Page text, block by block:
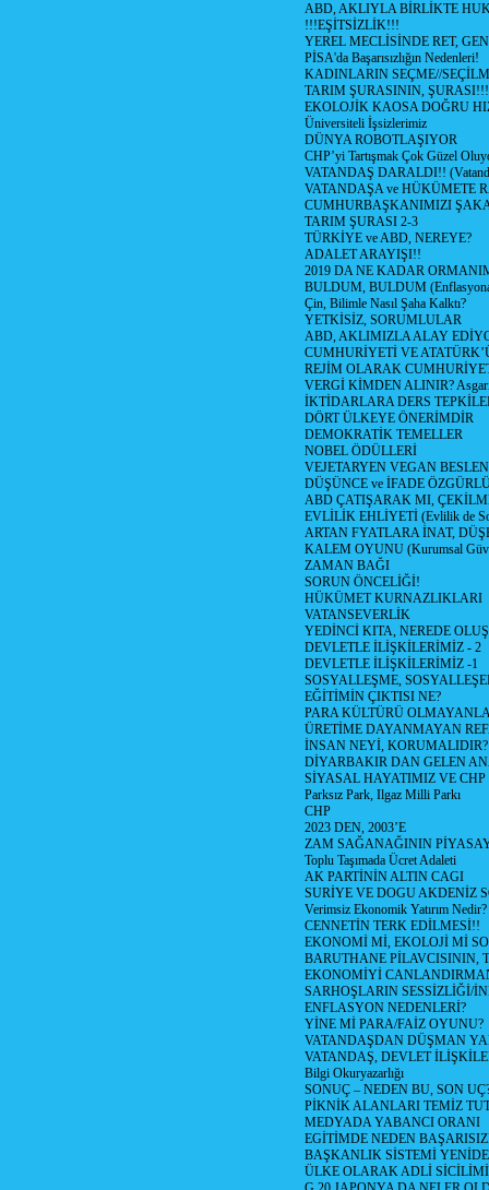
ABD, AKLIYLA BİRLİKTE
!!!EŞİTSİZLİK!!!
YEREL MECLİSİNDE RET,
PİSA'da Başarısızlığın Nedenleri!
KADINLARIN SEÇME//
TARIM ŞURASININ, ŞURASI!!!
EKOLOJİK KAOSA DOĞRU
Üniversiteli İşsizlerimiz
DÜNYA ROBOTLAŞIYOR
CHP’yi Tartışmak Çok Güzel
VATANDAŞ DARALDI!!
VATANDAŞA ve HÜKÜMETE
CUMHURBAŞKANIMIZI
TARIM ŞURASI 2-3
TÜRKİYE ve ABD, NEREYE?
ADALET ARAYIŞI!!
2019 DA NE KADAR
BULDUM, BULDUM
Çin, Bilimle Nasıl Şaha Kalktı?
YETKİSİZ, SORUMLULAR
ABD, AKLIMIZLA ALAY
CUMHURİYETİ VE
REJİM OLARAK
VERGİ KİMDEN ALINIR?
İKTİDARLARA DERS
DÖRT ÜLKEYE ÖNERİMDİR
DEMOKRATİK TEMELLER
NOBEL ÖDÜLLERİ
VEJETARYEN VEGAN
DÜŞÜNCE ve İFADE
ABD ÇATIŞARAK MI,
EVLİLİK EHLİYETİ (Evlilik de
ARTAN FYATLARA İNAT,
KALEM OYUNU (Kurumsal
ZAMAN BAĞI
SORUN ÖNCELİĞİ!
HÜKÜMET KURNAZLIKLARI
VATANSEVERLİK
YEDİNCİ KITA, NEREDE
DEVLETLE İLİŞKİLERİMİZ - 2
DEVLETLE İLİŞKİLERİMİZ -1
SOSYALLEŞME,
EĞİTİMİN ÇIKTISI NE?
PARA KÜLTÜRÜ
ÜRETİME DAYANMAYAN
İNSAN NEYİ, KORUMALIDIR?
DİYARBAKIR DAN GELEN
SİYASAL HAYATIMIZ VE CHP
Parksız Park, Ilgaz Milli Parkı
CHP
2023 DEN, 2003’E
ZAM SAĞANAĞININ
Toplu Taşımada Ücret Adaleti
AK PARTİNİN ALTIN CAGI
SURİYE VE DOGU AKDENİZ
Verimsiz Ekonomik Yatırım Nedir?
CENNETİN TERK EDİLMESİ!!
EKONOMİ Mİ, EKOLOJİ Mİ
BARUTHANE PİLAVCISININ,
EKONOMİYİ
SARHOŞLARIN SESSİZLİĞİ/
ENFLASYON NEDENLERİ?
YİNE Mİ PARA/FAİZ OYUNU?
VATANDAŞDAN DÜŞMAN
VATANDAŞ, DEVLET
Bilgi Okuryazarlığı
SONUÇ – NEDEN BU, SON
PİKNİK ALANLARI TEMİZ
MEDYADA YABANCI ORANI
EGİTİMDE NEDEN
BAŞKANLIK SİSTEMİ
ÜLKE OLARAK ADLİ